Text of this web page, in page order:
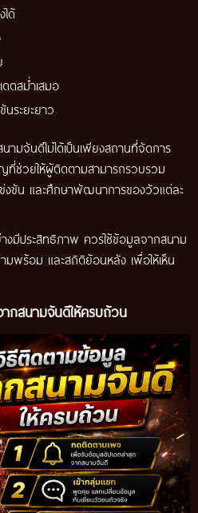
ด้
ตสม่ำเสมอ
นระยะยาว
มจันดีไม่ได้เป็นเพียงสถานที่จัดการ
ที่ช่วยให้ผู้ติดตามสามารถรวบรวม
งขัน และศึกษาพัฒนาการของวัวแต่ละ
งมีประสิทธิภาพ ควรใช้ข้อมูลจากสนาม
ร้อม และสถิติย้อนหลัง เพื่อให้เห็น
กสนามจันดีให้ครบถ้วน